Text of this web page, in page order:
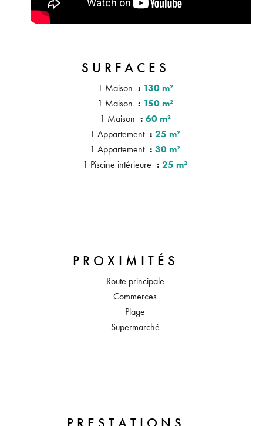
SURFACES
1 Maison
130 m²
1 Maison
150 m²
1 Maison
60 m²
1 Appartement
25 m²
1 Appartement
30 m²
1 Piscine intérieure
25 m²
PROXIMITÉS
Route principale
Commerces
Plage
Supermarché